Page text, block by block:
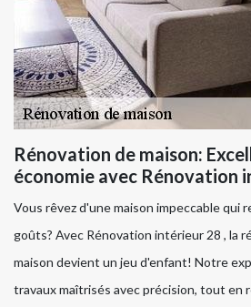
Rénovation de maison:
économie avec Rénovation
Vous rêvez d'une maison impeccable qui
goûts? Avec Rénovation intérieur 28 , la
maison devient un jeu d'enfant! Notre
travaux maîtrisés avec précision, tout en